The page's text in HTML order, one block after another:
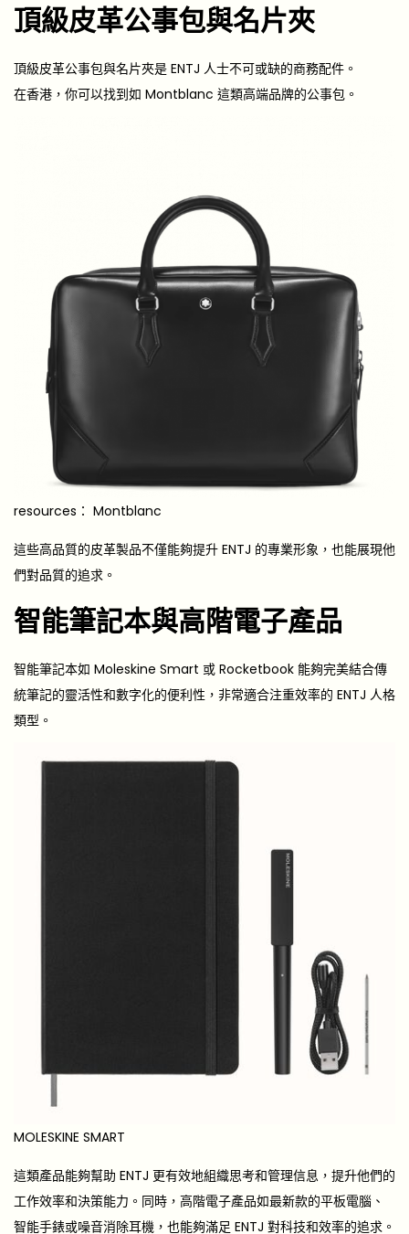
頂級皮革公事包與名片夾
頂級皮革公事包與名片夾是 ENTJ 人士不可或缺的商務配件。
在香港，你可以找到如 Montblanc 這類高端品牌的公事包。
resources： Montblanc
這些高品質的皮革製品不僅能夠提升 ENTJ 的專業形象，也能展現他
們對品質的追求。
智能筆記本與高階電子產品
智能筆記本如 Moleskine Smart 或 Rocketbook 能夠完美結合傳
統筆記的靈活性和數字化的便利性，非常適合注重效率的 ENTJ 人格
類型。
MOLESKINE SMART
這類產品能夠幫助 ENTJ 更有效地組織思考和管理信息，提升他們的
工作效率和決策能力。同時，高階電子產品如最新款的平板電腦、
智能手錶或噪音消除耳機，也能夠滿足 ENTJ 對科技和效率的追求。